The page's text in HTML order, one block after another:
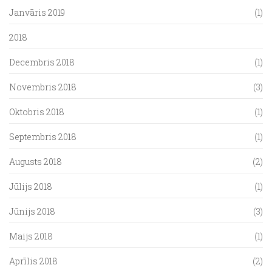
Janvāris 2019 (1)
2018
Decembris 2018 (1)
Novembris 2018 (3)
Oktobris 2018 (1)
Septembris 2018 (1)
Augusts 2018 (2)
Jūlijs 2018 (1)
Jūnijs 2018 (3)
Maijs 2018 (1)
Aprīlis 2018 (2)